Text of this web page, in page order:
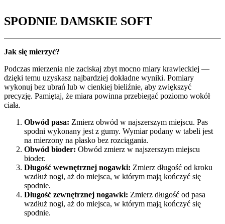
SPODNIE DAMSKIE SOFT
Jak się mierzyć?
Podczas mierzenia nie zaciskaj zbyt mocno miary krawieckiej —
dzięki temu uzyskasz najbardziej dokładne wyniki. Pomiary
wykonuj bez ubrań lub w cienkiej bieliźnie, aby zwiększyć
precyzję. Pamiętaj, że miara powinna przebiegać poziomo wokół
ciała.
Obwód pasa: Zmierz obwód w najszerszym miejscu. Pas
spodni wykonany jest z gumy. Wymiar podany w tabeli jest
na mierzony na płasko bez rozciągania.
Obwód bioder: Obwód zmierz w najszerszym miejscu
bioder.
Długość wewnętrznej nogawki: Zmierz długość od kroku
wzdłuż nogi, aż do miejsca, w którym mają kończyć się
spodnie.
Długość zewnętrznej nogawki: Zmierz długość od pasa
wzdłuż nogi, aż do miejsca, w którym mają kończyć się
spodnie.